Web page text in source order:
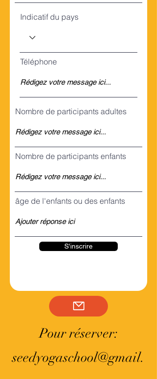
Indicatif du pays
Téléphone
Nombre de participants adultes
Nombre de participants enfants
âge de l'enfants ou des enfants
S'inscrire
Pour réserver:
seedyogaschool@gmail.